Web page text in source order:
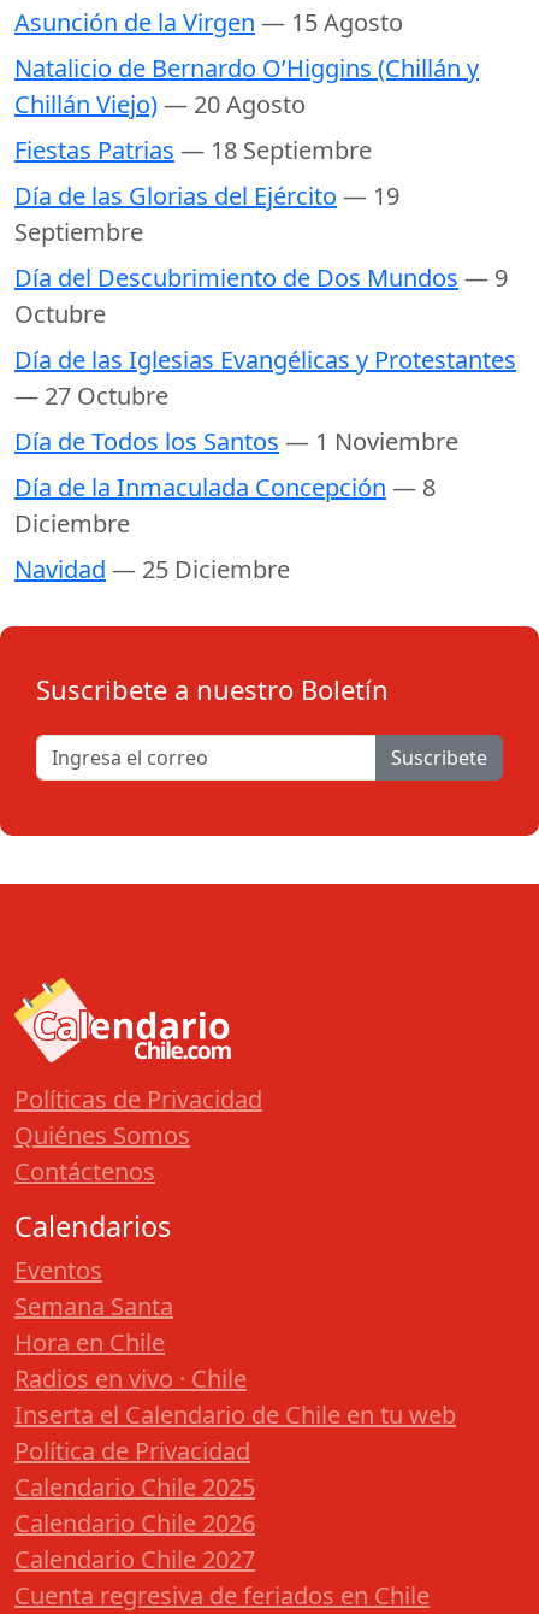
Asunción de la Virgen — 15 Agosto
Natalicio de Bernardo O’Higgins (Chillán y
Chillán Viejo)— 20 Agosto
Fiestas Patrias — 18 Septiembre
Día de las Glorias del Ejército — 19
Septiembre
Día del Descubrimiento de Dos Mundos — 9
Octubre
Día de las Iglesias Evangélicas y Protestantes
— 27 Octubre
Día de Todos los Santos — 1 Noviembre
Día de la Inmaculada Concepción — 8
Diciembre
Navidad — 25 Diciembre
Suscribete a nuestro Boletín
Suscribete
Políticas de Privacidad
Quiénes Somos
Contáctenos
Calendarios
Eventos
Semana Santa
Hora en Chile
Radios en vivo · Chile
Inserta el Calendario de Chile en tu web
Política de Privacidad
Calendario Chile 2025
Calendario Chile 2026
Calendario Chile 2027
Cuenta regresiva de feriados en Chile